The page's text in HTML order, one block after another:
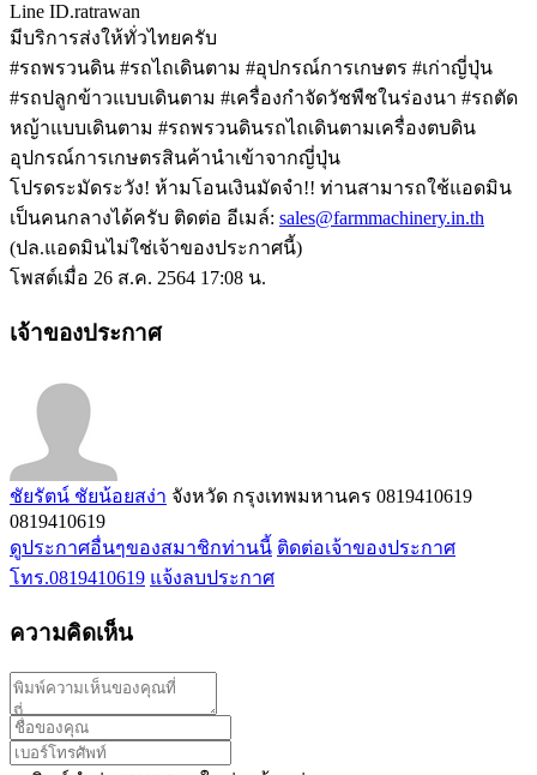
Line ID.ratrawan
มีบริการส่งให้ทั่วไทยครับ
#รถพรวนดิน #รถไถเดินตาม #อุปกรณ์การเกษตร #เก่าญี่ปุ่น
#รถปลูกข้าวแบบเดินตาม #เครื่องกำจัดวัชพืชในร่องนา #รถตัด
หญ้าแบบเดินตาม #รถพรวนดินรถไถเดินตามเครื่องตบดิน
อุปกรณ์การเกษตรสินค้านำเข้าจากญี่ปุ่น
โปรดระมัดระวัง! ห้ามโอนเงินมัดจำ!! ท่านสามารถใช้แอดมิน
เป็นคนกลางได้ครับ ติดต่อ อีเมล์: sales@farmmachinery.in.th
(ปล.แอดมินไม่ใช่เจ้าของประกาศนี้)
โพสต์เมื่อ 26 ส.ค. 2564 17:08 น.
เจ้าของประกาศ
ชัยรัตน์ ชัยน้อยสง่า จังหวัด กรุงเทพมหานคร 0819410619
0819410619
ดูประกาศอื่นๆของสมาชิกท่านนี้ ติดต่อเจ้าของประกาศ
โทร.0819410619 แจ้งลบประกาศ
ความคิดเห็น